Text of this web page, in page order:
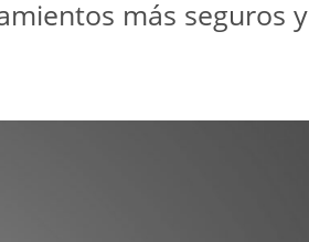
más seguros y